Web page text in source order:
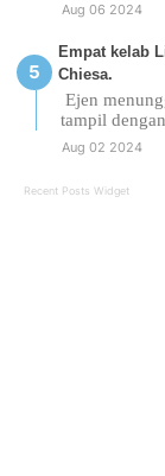
Aug 06 2024
Empat kelab
Chiesa.
Ejen
tampil dengan
Aug 02 2024
Recent Posts Widget